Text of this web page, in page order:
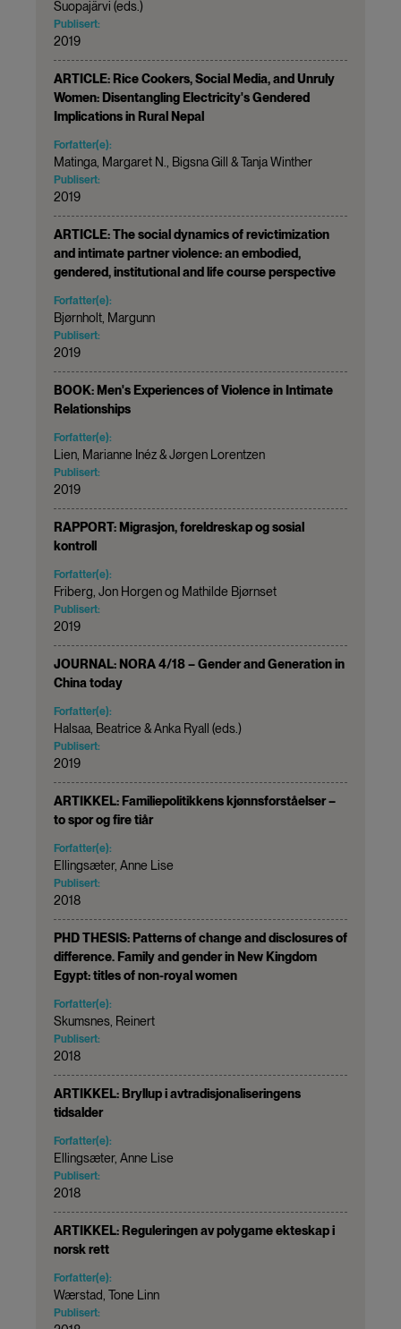
Suopajärvi (eds.)
Publisert:
2019
ARTICLE: Rice Cookers, Social Media, and Unruly
Women: Disentangling Electricity's Gendered
Implications in Rural Nepal
Forfatter(e):
Matinga, Margaret N., Bigsna Gill & Tanja Winther
Publisert:
2019
ARTICLE: The social dynamics of revictimization
and intimate partner violence: an embodied,
gendered, institutional and life course perspective
Forfatter(e):
Bjørnholt, Margunn
Publisert:
2019
BOOK: Men's Experiences of Violence in Intimate
Relationships
Forfatter(e):
Lien, Marianne Inéz & Jørgen Lorentzen
Publisert:
2019
RAPPORT: Migrasjon, foreldreskap og sosial
kontroll
Forfatter(e):
Friberg, Jon Horgen og Mathilde Bjørnset
Publisert:
2019
JOURNAL: NORA 4/18 – Gender and Generation in
China today
Forfatter(e):
Halsaa, Beatrice & Anka Ryall (eds.)
Publisert:
2019
ARTIKKEL: Familiepolitikkens kjønnsforståelser –
to spor og fire tiår
Forfatter(e):
Ellingsæter, Anne Lise
Publisert:
2018
PHD THESIS: Patterns of change and disclosures of
difference. Family and gender in New Kingdom
Egypt: titles of non-royal women
Forfatter(e):
Skumsnes, Reinert
Publisert:
2018
ARTIKKEL: Bryllup i avtradisjonaliseringens
tidsalder
Forfatter(e):
Ellingsæter, Anne Lise
Publisert:
2018
ARTIKKEL: Reguleringen av polygame ekteskap i
norsk rett
Forfatter(e):
Wærstad, Tone Linn
Publisert: